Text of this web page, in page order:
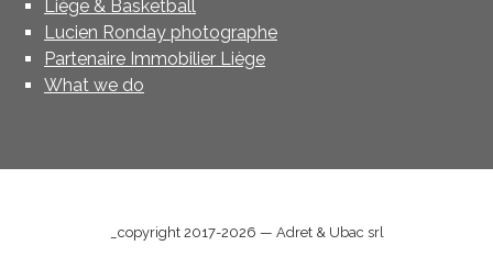
Liège & Basketball
Lucien Ronday photographe
Partenaire Immobilier Liège
What we do
_copyright 2017-2026 — Adret & Ubac srl